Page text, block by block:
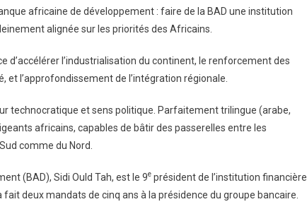
africaine de développement : faire de la BAD une institution
alignée sur les priorités des Africains.
d’accélérer l’industrialisation du continent, le renforcement des
l’approfondissement de l’intégration régionale.
technocratique et sens politique. Parfaitement trilingue (arabe,
africains, capables de bâtir des passerelles entre les
comme du Nord.
(BAD), Sidi Ould Tah, est le 9e président de l’institution financière
deux mandats de cinq ans à la présidence du groupe bancaire.